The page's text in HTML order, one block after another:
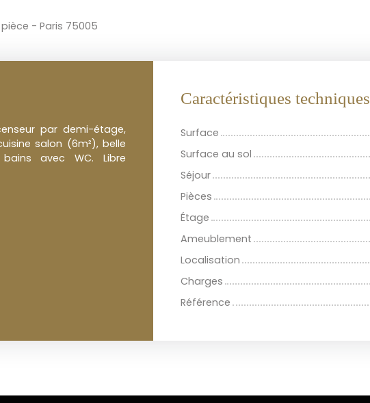
pièce - Paris 75005
par demi-étage,
salon (6m²), belle
avec WC. Libre
Caractéristiques techniques
Surface
Surface au sol
Séjour
Pièces
Étage
Ameublement
Localisation
Charges
Référence